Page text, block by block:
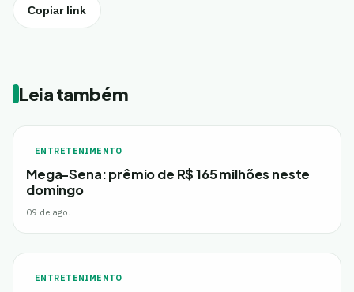
Copiar link
Leia também
ENTRETENIMENTO
Mega-Sena: prêmio de R$ 165 milhões neste
domingo
09 de ago.
ENTRETENIMENTO